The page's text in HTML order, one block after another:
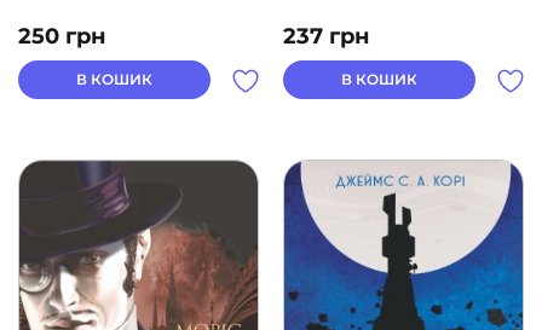
250 грн
В КОШИК
237 грн
В КОШИК